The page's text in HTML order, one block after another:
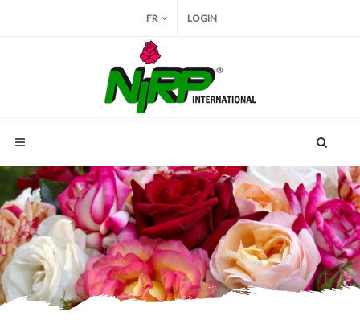
FR LOGIN